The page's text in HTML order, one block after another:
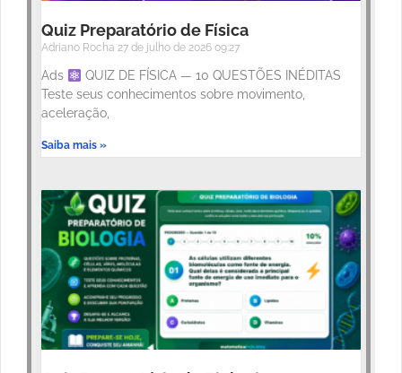
Quiz Preparatório de Física
Adriano Rocha 27 de julho de 2026 09:27
Ads
QUIZ DE FÍSICA — 10 QUESTÕES INÉDITAS
Teste seus conhecimentos sobre movimento,
aceleração,
Saiba mais »